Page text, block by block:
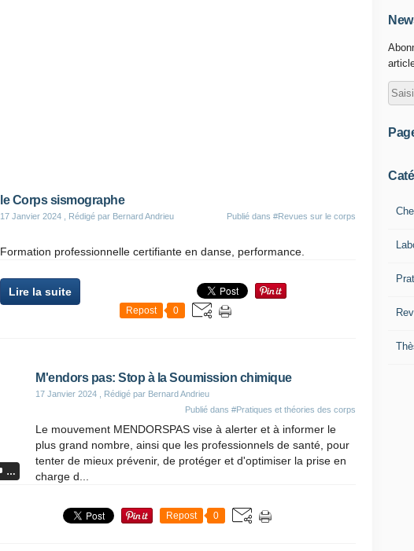
le Corps sismographe
17 Janvier 2024 , Rédigé par Bernard Andrieu Publié dans #Revues sur le corps
Formation professionnelle certifiante en danse, performance.
Lire la suite
Repost 0
…
M'endors pas: Stop à la Soumission chimique
17 Janvier 2024 , Rédigé par Bernard Andrieu
Publié dans #Pratiques et théories des corps
Le mouvement MENDORSPAS vise à alerter et à informer le
plus grand nombre, ainsi que les professionnels de santé, pour
tenter de mieux prévenir, de protéger et d'optimiser la prise en
charge d...
Repost 0